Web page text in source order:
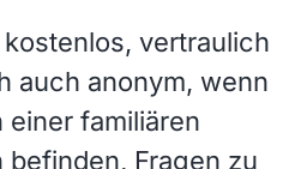
vertraulich
auch anonym, wenn
einer familiären
befinden, Fragen zu